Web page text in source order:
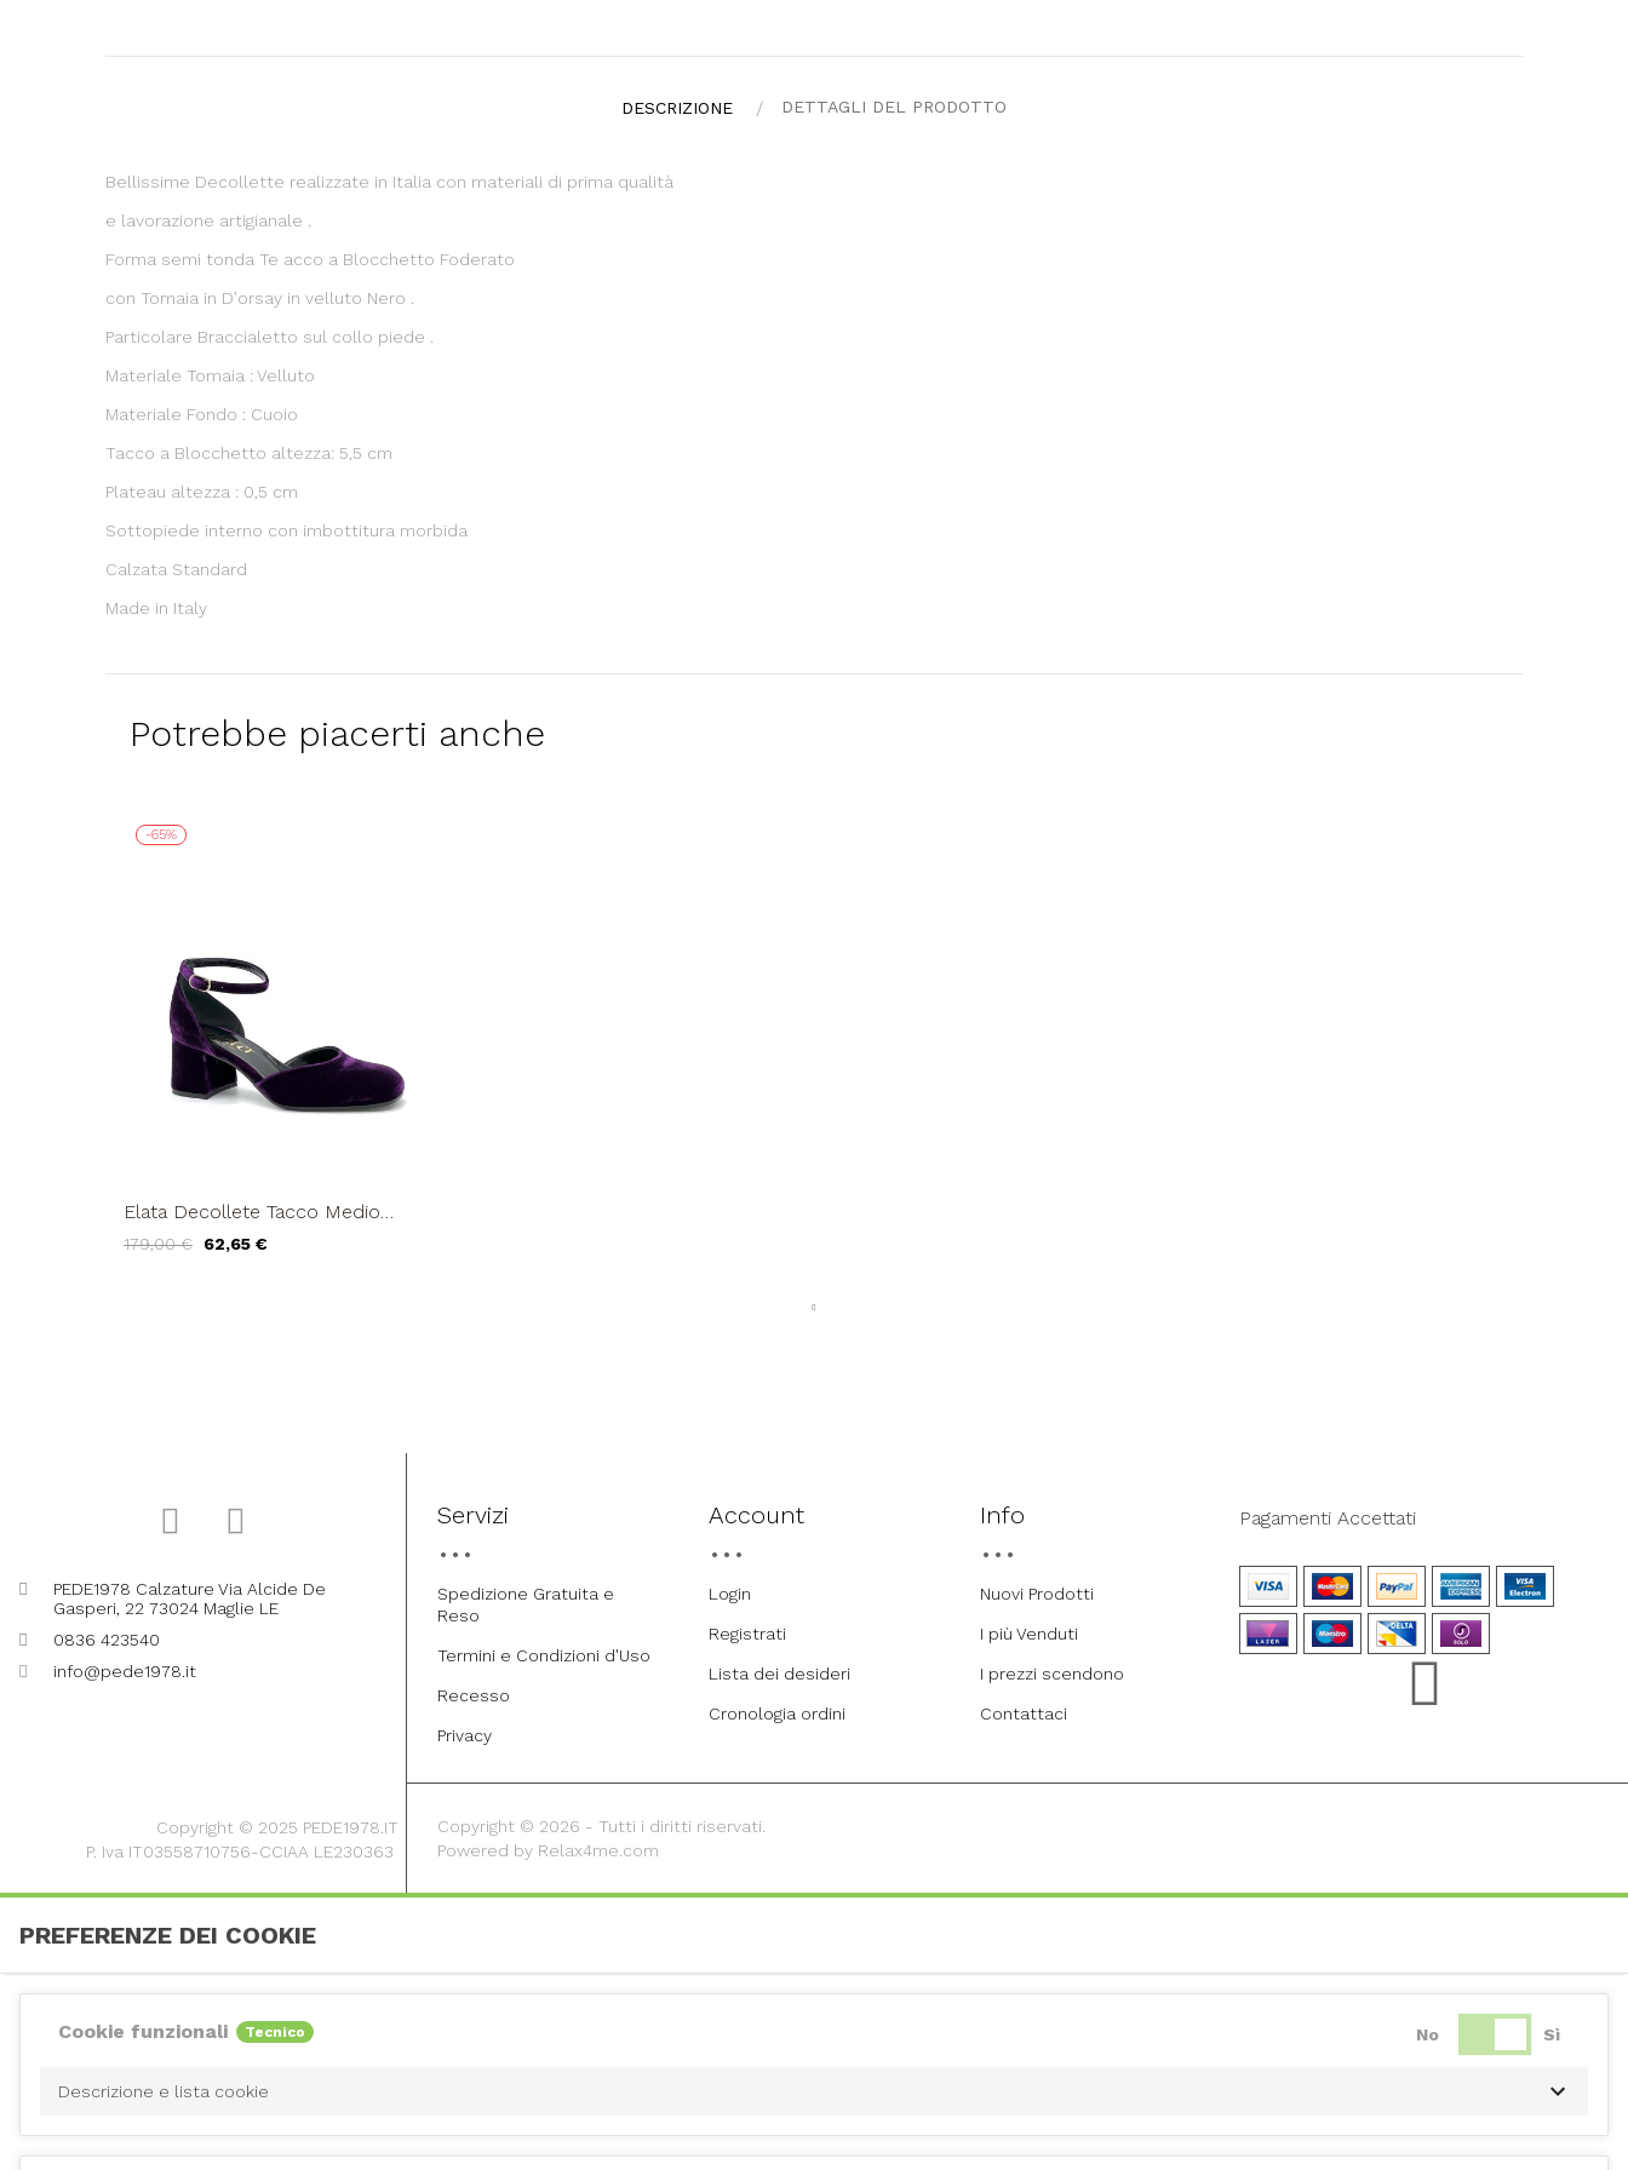
DESCRIZIONE DETTAGLI DEL PRODOTTO
Bellissime Decollette realizzate in Italia con materiali di prima qualità
e lavorazione artigianale .
Forma semi tonda Te acco a Blocchetto Foderato
con Tomaia in D’orsay in velluto Nero .
Particolare Braccialetto sul collo piede .
Materiale Tomaia : Velluto
Materiale Fondo : Cuoio
Tacco a Blocchetto altezza: 5,5 cm
Plateau altezza : 0,5 cm
Sottopiede interno con imbottitura morbida
Calzata Standard
Made in Italy
Potrebbe piacerti anche
-65%
Elata Decollete Tacco Medio
179,00 € 62,65 €
PEDE1978 Calzature Via Alcide De
Gasperi, 22 73024 Maglie LE
0836 423540
info@pede1978.it
Servizi
Spedizione Gratuita e
Reso
Termini e Condizioni d'Uso
Recesso
Privacy
Account
Login
Registrati
Lista dei desideri
Cronologia ordini
Info
Nuovi Prodotti
I più Venduti
I prezzi scendono
Contattaci
Pagamenti Accettati
Copyright © 2025 PEDE1978.IT
P. Iva IT03558710756-CCIAA LE230363
Copyright © 2026 - Tutti i diritti riservati.
Powered by Relax4me.com
PREFERENZE DEI COOKIE
Cookie funzionali Tecnico No Sì
Descrizione e lista cookie